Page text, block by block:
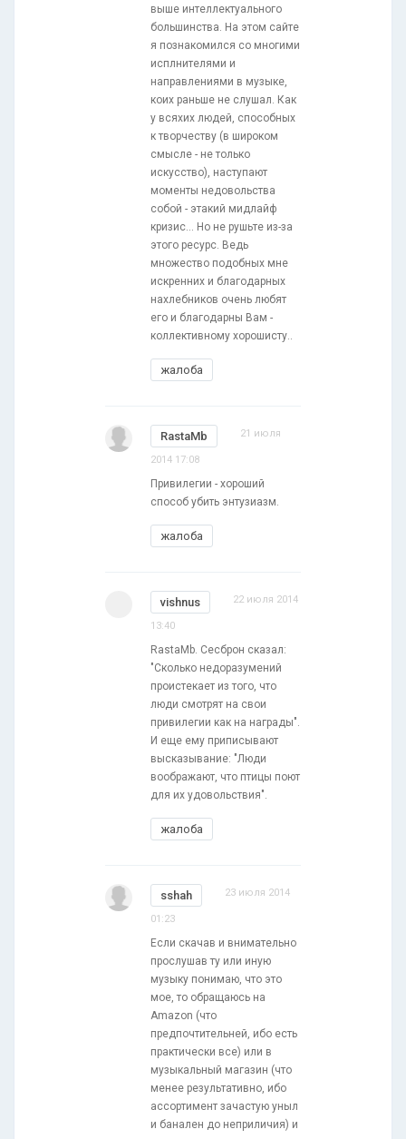
выше интеллектуального
большинства. На этом сайте
я познакомился со многими
исплнителями и
направлениями в музыке,
коих раньше не слушал. Как
у всяхих людей, способных
к творчеству (в широком
смысле - не только
искусство), наступают
моменты недовольства
собой - этакий мидлайф
кризис... Но не рушьте из-за
этого ресурс. Ведь
множество подобных мне
искренних и благодарных
нахлебников очень любят
его и благодарны Вам -
коллективному хорошисту..
жалоба
RastaMb 21 июля
2014 17:08
Привилегии - хороший
способ убить энтузиазм.
жалоба
vishnus 22 июля 2014
13:40
RastaMb. Сесброн сказал:
"Сколько недоразумений
проистекает из того, что
люди смотрят на свои
привилегии как на награды".
И еще ему приписывают
высказывание: "Люди
воображают, что птицы поют
для их удовольствия".
жалоба
sshah 23 июля 2014
01:23
Если скачав и внимательно
прослушав ту или иную
музыку понимаю, что это
мое, то обращаюсь на
Amazon (что
предпочтительней, ибо есть
практически все) или в
музыкальный магазин (что
менее результативно, ибо
ассортимент зачастую уныл
и банален до неприличия) и